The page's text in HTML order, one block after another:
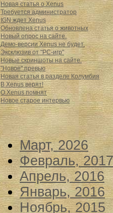
Новая статья о Xenus
Требуется администратор
IGN ждет Xenus
Обновлена статья о животных
Новый опрос на сайте.
Демо-версии Xenus не будет.
Эксклюзив от "РС-игр"
Новые скриншоты на сайте.
"Новое" превью
Новая статья в разделе Колумбия
В Xenus верят!
О Xenus помнят
Новое старое интервью
Март, 2026
Февраль, 2017
Апрель, 2016
Январь, 2016
Ноябрь, 2015